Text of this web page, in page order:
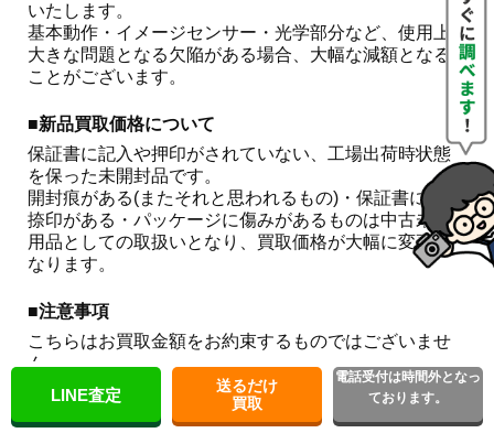
いたします。
基本動作・イメージセンサー・光学部分など、使用上
大きな問題となる欠陥がある場合、大幅な減額となる
ことがございます。
■新品買取価格について
保証書に記入や押印がされていない、工場出荷時状態
を保った未開封品です。
開封痕がある(またそれと思われるもの)・保証書に記入
捺印がある・パッケージに傷みがあるものは中古未使
用品としての取扱いとなり、買取価格が大幅に変更と
なります。
■注意事項
こちらはお買取金額をお約束するものではございませ
ん。
相場の急な変動や在庫状況などにより、やむを得ず見
積り額の変更やお取引の中止をすることがございま
LINE査定
送るだけ
買取
電話受付は時間外となっ
ております。